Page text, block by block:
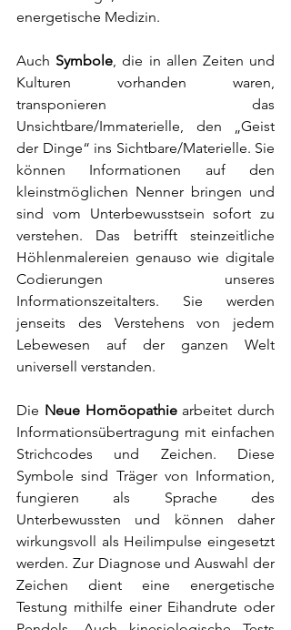
energetische Medizin.
Auch Symbole, die in allen Zeiten und
Kulturen vorhanden waren,
transponieren das
Unsichtbare/Immaterielle, den „Geist
der Dinge“ ins Sichtbare/Materielle. Sie
können Informationen auf den
kleinstmöglichen Nenner bringen und
sind vom Unterbewusstsein sofort zu
verstehen. Das betrifft steinzeitliche
Höhlenmalereien genauso wie digitale
Codierungen unseres
Informationszeitalters. Sie werden
jenseits des Verstehens von jedem
Lebewesen auf der ganzen Welt
universell verstanden.
Die Neue Homöopathie arbeitet durch
Informationsübertragung mit einfachen
Strichcodes und Zeichen. Diese
Symbole sind Träger von Information,
fungieren als Sprache des
Unterbewussten und können daher
wirkungsvoll als Heilimpulse eingesetzt
werden. Zur Diagnose und Auswahl der
Zeichen dient eine energetische
Testung mithilfe einer Eihandrute oder